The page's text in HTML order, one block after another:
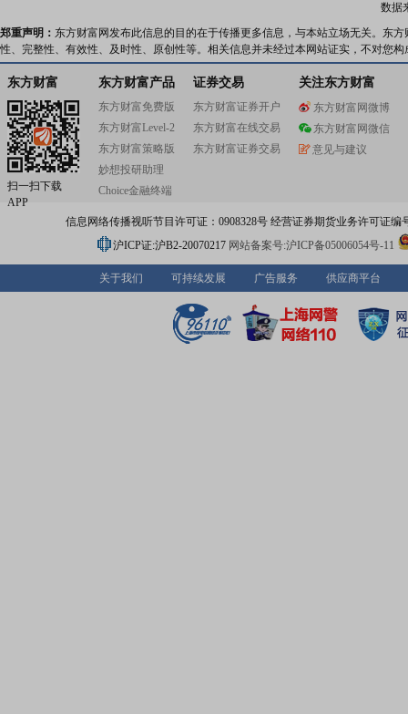
数据
郑重声明： 东方财富网发布此信息的目的在于传播更多信息，与本站立场无关。东
性、完整性、有效性、及时性、原创性等。相关信息并未经过本网站证实，不对您
东方财富
扫一扫下载
APP
东方财富产品
东方财富免费版
东方财富Level-2
东方财富策略版
妙想投研助理
Choice金融终端
证券交易
东方财富证券开户
东方财富在线交易
东方财富证券交易
关注东方财富
东方财富网微博
东方财富网微信
意见与建议
信息网络传播视听节目许可证：0908328号 经营证券期货业务许可证编
沪ICP证:沪B2-20070217 网站备案号:沪ICP备05006054号-11
关于我们 可持续发展 广告服务 供应商平台